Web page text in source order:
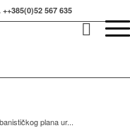
567 635
plana ur...